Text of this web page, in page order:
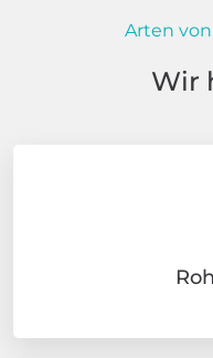
Arten
Wir